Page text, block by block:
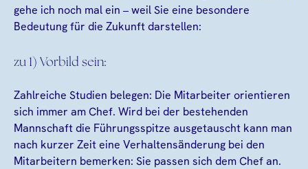
gehe ich noch mal ein – weil Sie eine besondere
Bedeutung für die Zukunft darstellen:
zu 1) Vorbild sein:
Zahlreiche Studien belegen: Die Mitarbeiter orientieren
sich immer am Chef. Wird bei der bestehenden
Mannschaft die Führungsspitze ausgetauscht kann man
nach kurzer Zeit eine Verhaltensänderung bei den
Mitarbeitern bemerken: Sie passen sich dem Chef an.